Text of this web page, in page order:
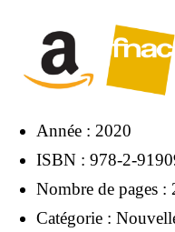
Année : 2020
ISBN : 978-2-
Nombre de pages :
Catégorie :